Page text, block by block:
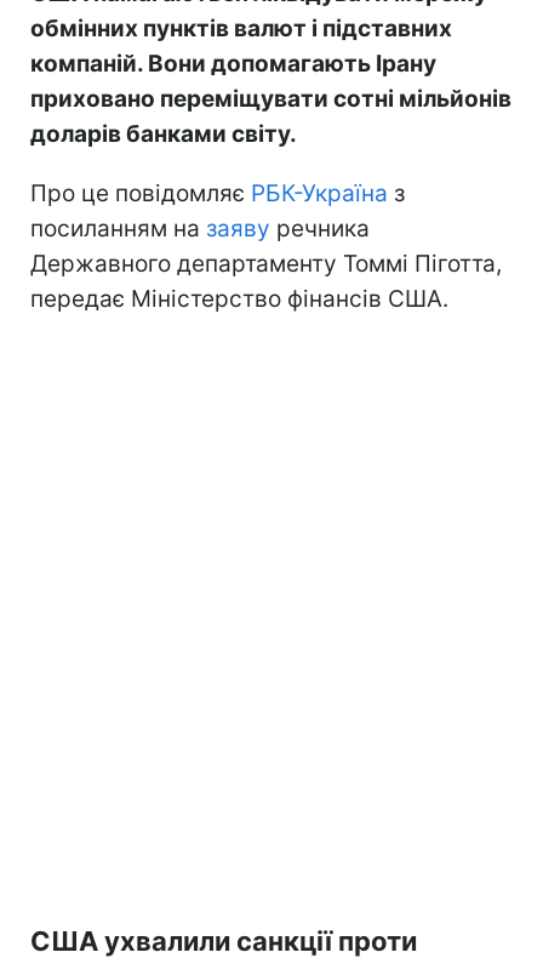
обмінних пунктів валют і підставних
компаній. Вони допомагають Ірану
приховано переміщувати сотні мільйонів
доларів банками світу.
Про це повідомляє РБК-Україна з
посиланням на заяву речника
Державного департаменту Томмі Піготта,
передає Міністерство фінансів США.
США ухвалили санкції проти